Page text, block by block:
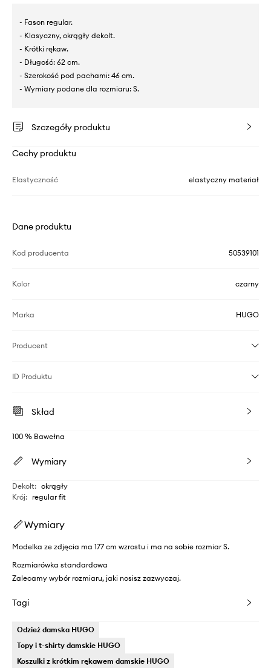
- Fason regular.
- Klasyczny, okrągły dekolt.
- Krótki rękaw.
- Długość: 62 cm.
- Szerokość pod pachami: 46 cm.
- Wymiary podane dla rozmiaru: S.
Szczegóły produktu
Cechy produktu
Elastyczność elastyczny materiał
Dane produktu
Kod producenta 50539101
Kolor czarny
Marka HUGO
Producent
ID Produktu
Skład
100 % Bawełna
Wymiary
Dekolt: okrągły
Krój: regular fit
Wymiary
Modelka ze zdjęcia ma 177 cm wzrostu i ma na sobie rozmiar S.
Rozmiarówka standardowa
Zalecamy wybór rozmiaru, jaki nosisz zazwyczaj.
Tagi
Odzież damska HUGO
Topy i t-shirty damskie HUGO
Koszulki z krótkim rękawem damskie HUGO